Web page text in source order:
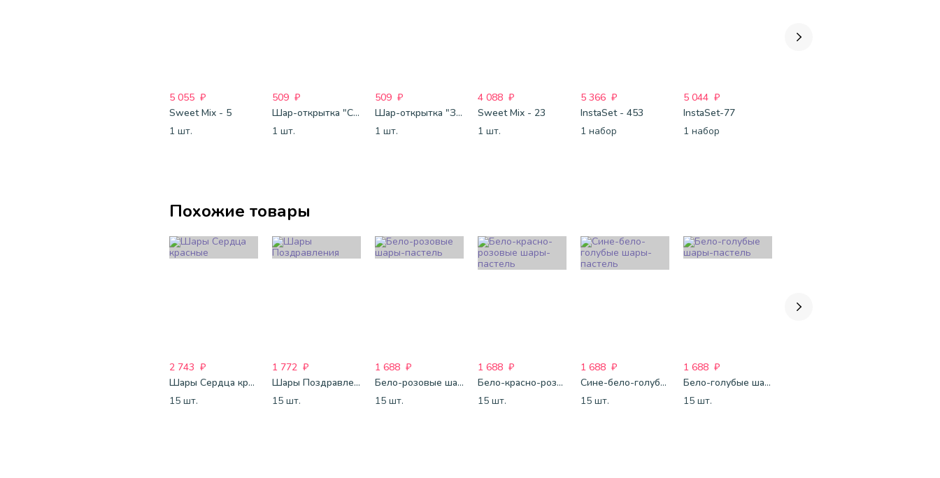
5 055 ₽
Sweet Mix - 5
1 шт.
509 ₽
Шар-открытка "Сердце" (45 см) - 2
1 шт.
509 ₽
Шар-открытка "Звезда" (45 см) - 1
1 шт.
4 088 ₽
Sweet Mix - 23
1 шт.
5 366 ₽
InstaSet - 453
1 набор
5 044 ₽
InstaSet-77
1 набор
Похожие товары
2 743 ₽
Шары Сердца красные
15 шт.
1 772 ₽
Шары Поздравления
15 шт.
1 688 ₽
Бело-розовые шары-пастель
15 шт.
1 688 ₽
Бело-красно-розовые шары-пастель
15 шт.
1 688 ₽
Сине-бело-голубые шары-пастель
15 шт.
1 688 ₽
Бело-голубые шары-пастель
15 шт.